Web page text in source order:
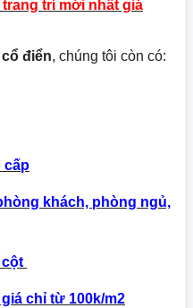
trí mới nhất giá
điển, chúng tôi còn có:
cấp
khách, phòng ngủ,
cột
chỉ từ 100k/m2